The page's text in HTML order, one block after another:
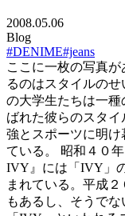
2008.05.06
Blog
#DENIME#jeans
ここに一枚の写真
るのはスタイルの
の大学生たちは一
ばれた彼らのスタ
強とスポーツに明
ている。 昭和４０
IVY』には「IVY」
まれている。平成
もあるし、そうで